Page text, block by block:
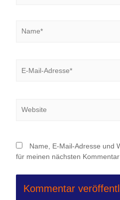
Mail-
Name, E-Mail-Adresse und
für meinen nächsten